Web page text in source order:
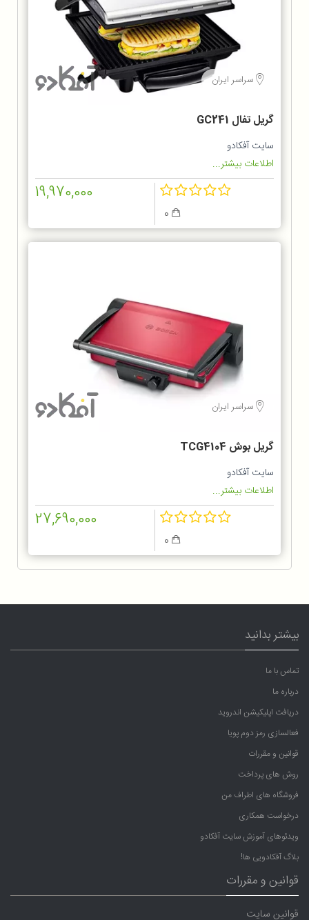
سراسر ایران
گریل تفال GC241
سایت آفکادو
اطلاعات بیشتر...
19,970,000
سراسر ایران
گریل بوش TCG4104
سایت آفکادو
اطلاعات بیشتر...
27,690,000
بیشتر بدانید
تماس با ما
درباره ما
دریافت اپلیکیشن اندروید
فعالسازی رمز دوم پویا
قوانین و مقررات
روش های پرداخت
فروشگاه های اطراف من
درخواست همکاری
ویدئوهای آموزش سایت آفکادو
بلاگ آفکادویی ها!
قوانین و مقررات
قوانین سایت